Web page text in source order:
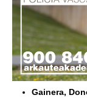
Gainera,